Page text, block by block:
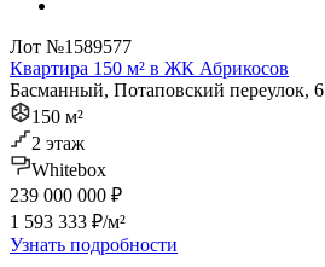
Лот №1589577
Квартира 150 м² в ЖК Абрикосов
Басманный, Потаповский переулок, 6
150 м²
2 этаж
Whitebox
239 000 000 ₽
1 593 333 ₽/м²
Узнать подробности